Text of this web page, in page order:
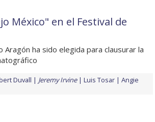
México" en el Festival de
Aragón ha sido elegida para clausurar la
Duvall Jeremy Irvine Luis Tosar
Angie